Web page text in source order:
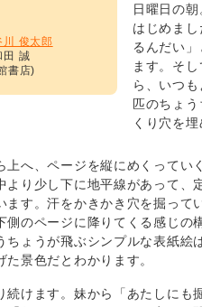
川 俊太郎
田 誠
書店)
日曜日の
はじめま
るんだい
ます。そ
ら、いつ
匹のちょ
くり穴を埋
上へ、ページを縦にめくってい
より少し下に地平線があって、
ます。汗をかきかき穴を掘って
側のページに降りてくる感じの
ょうが飛ぶシンプルな表紙絵
景色だとわかります。
続けます。妹から「あたしにも